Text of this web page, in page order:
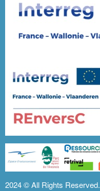
2024 ©All Rights Reserved.